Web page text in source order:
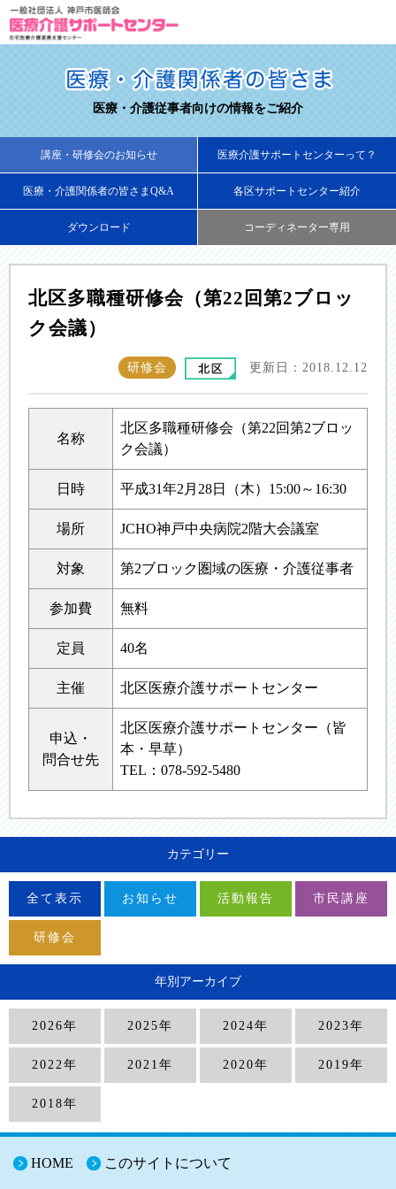
医療・介護従事者向けの情報をご紹介
講座・研修会のお知らせ 医療介護サポートセンターって？
医療・介護関係者の皆さまQ&A 各区サポートセンター紹介
ダウンロード コーディネーター専用
北区多職種研修会（第22回第2ブロッ
ク会議）
研修会 更新日：2018.12.12
名称
北区多職種研修会（第22回第2ブロッ
ク会議）
日時 平成31年2月28日（木）15:00～16:30
場所 JCHO神戸中央病院2階大会議室
対象 第2ブロック圏域の医療・介護従事者
参加費 無料
定員 40名
主催 北区医療介護サポートセンター
申込・
問合せ先
北区医療介護サポートセンター（皆
本・早草）
TEL：078-592-5480
カテゴリー
全て表示 お知らせ 活動報告 市民講座
研修会
年別アーカイブ
2026年 2025年 2024年 2023年
2022年 2021年 2020年 2019年
2018年
HOME このサイトについて